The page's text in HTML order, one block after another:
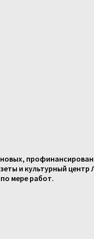
и культурный центр
по мере работ.